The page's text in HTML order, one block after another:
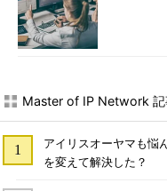
Master of IP Network 記
アイリスオーヤマも
を変えて解決した？